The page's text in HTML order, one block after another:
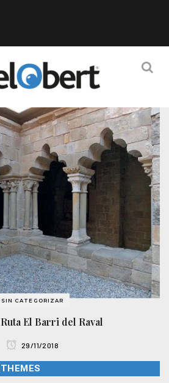
SIN CATEGORIZAR
El Barri del Raval
29/11/2018